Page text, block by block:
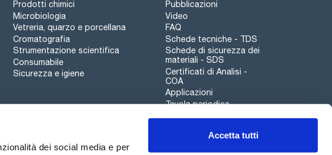
dei social media e per
Accetta tutti
Prodotti chimici
Microbiologia
Vetreria, quarzo e porcellana
Cromatografia
Strumentazione scientifica
Consumabile
Sicurezza e igiene
Pubblicazioni
Video
FAQ
Schede tecniche - TDS
Schede di sicurezza dei
materiali - SDS
Certificati di Analisi -
COA
Applicazioni
Tavola periodica
Canale di segnalazioni